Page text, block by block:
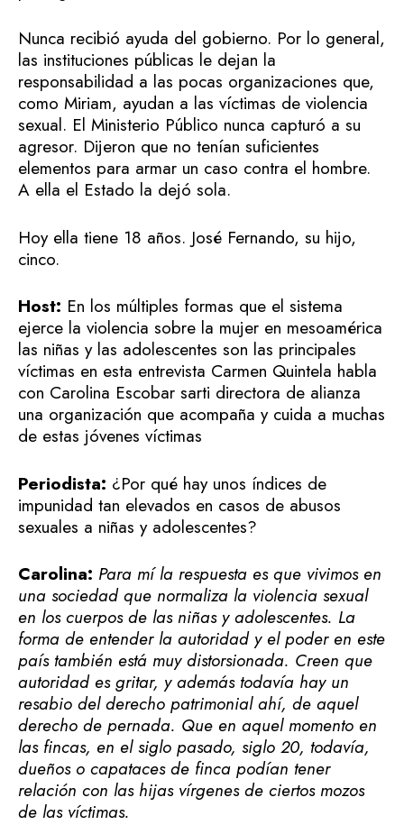
Nunca recibió ayuda del gobierno. Por lo general,
las instituciones públicas le dejan la
responsabilidad a las pocas organizaciones que,
como Miriam, ayudan a las víctimas de violencia
sexual. El Ministerio Público nunca capturó a su
agresor. Dijeron que no tenían suficientes
elementos para armar un caso contra el hombre.
A ella el Estado la dejó sola.
Hoy ella tiene 18 años. José Fernando, su hijo,
cinco.
Host: En los múltiples formas que el sistema
ejerce la violencia sobre la mujer en mesoamérica
las niñas y las adolescentes son las principales
víctimas en esta entrevista Carmen Quintela habla
con Carolina Escobar sarti directora de alianza
una organización que acompaña y cuida a muchas
de estas jóvenes víctimas
Periodista: ¿Por qué hay unos índices de
impunidad tan elevados en casos de abusos
sexuales a niñas y adolescentes?
Carolina: Para mí la respuesta es que vivimos en
una sociedad que normaliza la violencia sexual
en los cuerpos de las niñas y adolescentes. La
forma de entender la autoridad y el poder en este
país también está muy distorsionada. Creen que
autoridad es gritar, y además todavía hay un
resabio del derecho patrimonial ahí, de aquel
derecho de pernada. Que en aquel momento en
las fincas, en el siglo pasado, siglo 20, todavía,
dueños o capataces de finca podían tener
relación con las hijas vírgenes de ciertos mozos
de las víctimas.